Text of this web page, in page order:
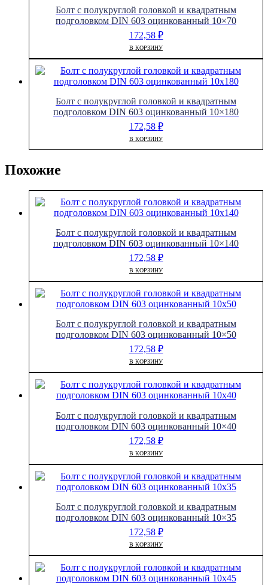
Болт с полукруглой головкой и квадратным
подголовком DIN 603 оцинкованный 10×70
172,58 ₽
В КОРЗИНУ
Болт с полукруглой головкой и квадратным
подголовком DIN 603 оцинкованный 10×180
172,58 ₽
В КОРЗИНУ
Похожие
Болт с полукруглой головкой и квадратным
подголовком DIN 603 оцинкованный 10×140
172,58 ₽
В КОРЗИНУ
Болт с полукруглой головкой и квадратным
подголовком DIN 603 оцинкованный 10×50
172,58 ₽
В КОРЗИНУ
Болт с полукруглой головкой и квадратным
подголовком DIN 603 оцинкованный 10×40
172,58 ₽
В КОРЗИНУ
Болт с полукруглой головкой и квадратным
подголовком DIN 603 оцинкованный 10×35
172,58 ₽
В КОРЗИНУ